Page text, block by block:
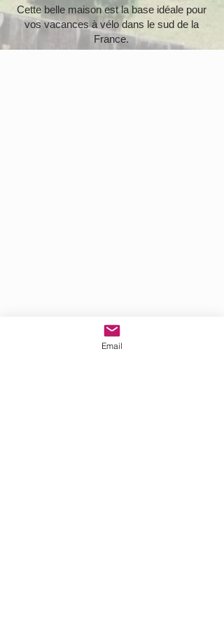
Cette belle maison est la base idéale pour
vos vacances à vélo dans le sud de la
France.
Email